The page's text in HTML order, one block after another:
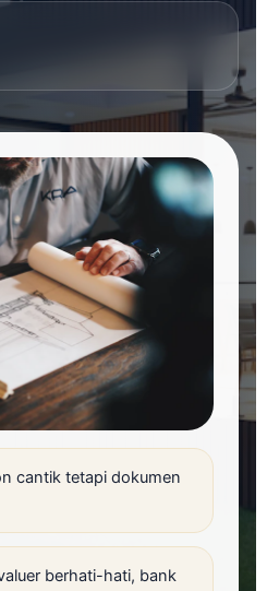
cantik tetapi dokumen
berhati-hati, bank